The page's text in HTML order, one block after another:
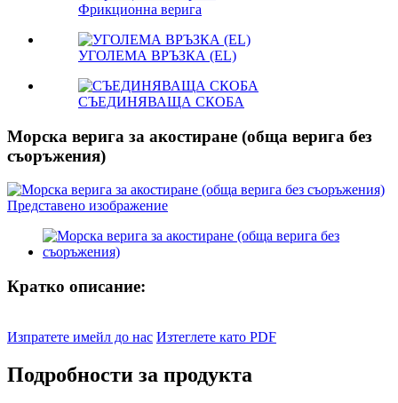
Фрикционна верига
УГОЛЕМА ВРЪЗКА (EL)
СЪЕДИНЯВАЩА СКОБА
Морска верига за акостиране (обща верига без
съоръжения)
Кратко описание:
Изпратете имейл до нас Изтеглете като PDF
Подробности за продукта